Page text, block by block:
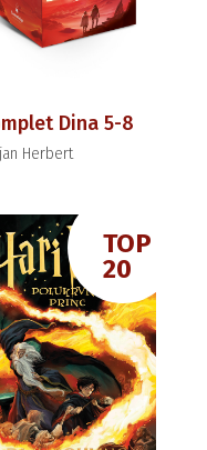
Dina 5-8
Herbert
TOP
20